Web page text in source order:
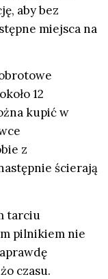
aby bez
miejsca na
12
kupić w
z
ścierają
tarciu
pilnikiem nie
czasu.